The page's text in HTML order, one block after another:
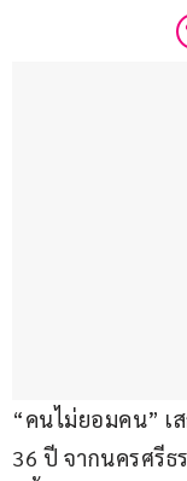
“คนไม่ยอมคน” เ
36 ปี จากนครศรีธ